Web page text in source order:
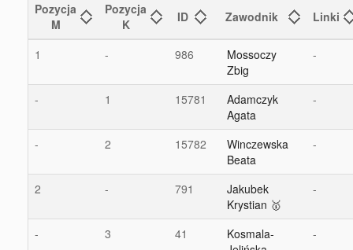
Pozycja
M
Pozycja
K
ID Zawodnik Linki
1 - 986
Mossoczy
Zbig
-
- 1 15781
Adamczyk
Agata
-
- 2 15782
Winczewska
Beata
-
2 - 791
Jakubek
Krystian 🥇
-
- 3 41
Kosmala-
-